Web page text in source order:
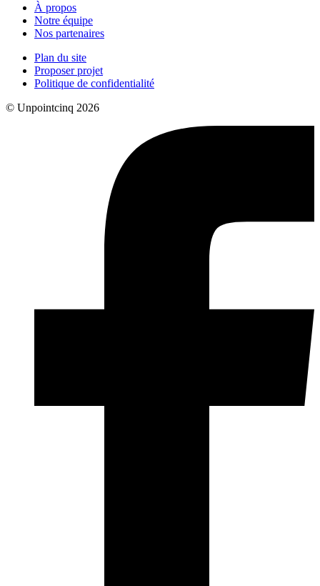
À propos
Notre équipe
Nos partenaires
Plan du site
Proposer projet
Politique de confidentialité
© Unpointcinq 2026